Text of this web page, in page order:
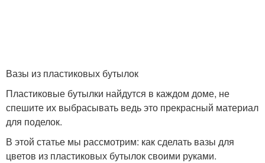
Вазы из пластиковых бутылок
Пластиковые бутылки найдутся в каждом доме, не
спешите их выбрасывать ведь это прекрасный материал
для поделок.
В этой статье мы рассмотрим: как сделать вазы для
цветов из пластиковых бутылок своими руками.